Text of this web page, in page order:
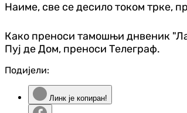
Наиме, све се десило током трке,
Како преноси тамошњи днвеник
Пуј де Дом, преноси Телеграф.
Подијели:
Линк је копиран!